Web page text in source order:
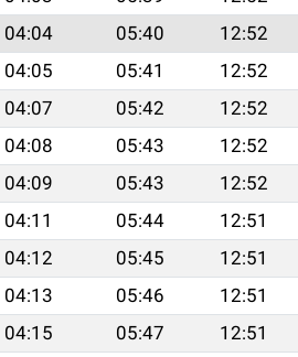
04:04 05:40 12:52
04:05 05:41 12:52
04:07 05:42 12:52
04:08 05:43 12:52
04:09 05:43 12:52
04:11 05:44 12:51
04:12 05:45 12:51
04:13 05:46 12:51
04:15 05:47 12:51